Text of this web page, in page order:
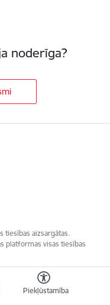
Piekļūstamība
noderīga?
tiesības aizsargātas.
platformas visas tiesības